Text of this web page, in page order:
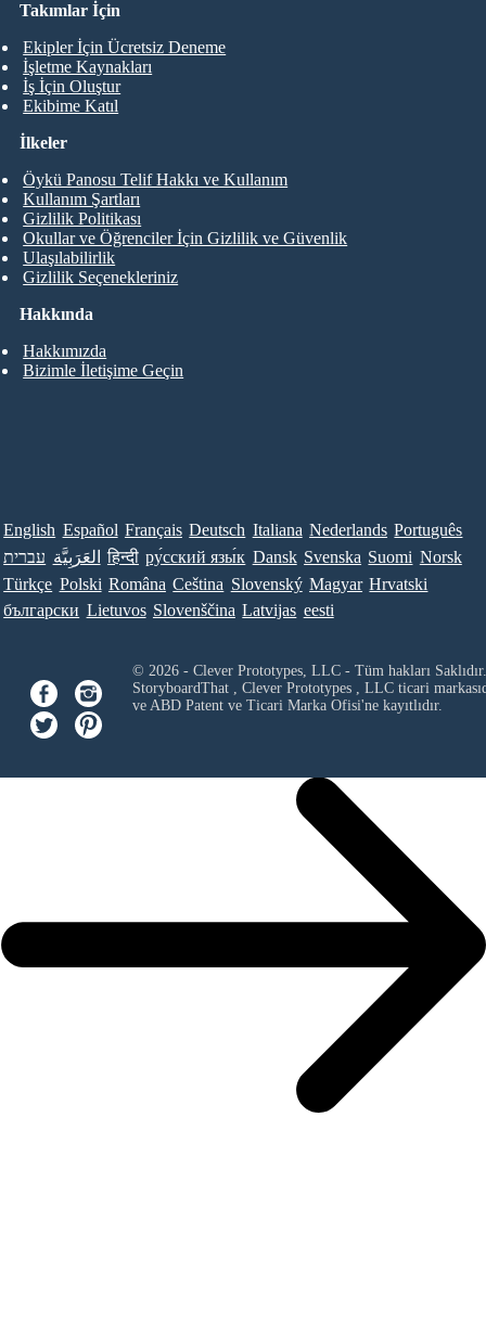
Takımlar İçin
Ekipler İçin Ücretsiz Deneme
İşletme Kaynakları
İş İçin Oluştur
Ekibime Katıl
Hakkında
Hakkımızda
Bizimle İletişime Geçin
İlkeler
Öykü Panosu Telif Hakkı ve Kullanım
Kullanım Şartları
Gizlilik Politikası
Okullar ve Öğrenciler İçin Gizlilik ve Güvenlik
Ulaşılabilirlik
Gizlilik Seçenekleriniz
English Español Français Deutsch Italiana Nederlands Português
עברית العَرَبِيَّة हिन्दी ру́сский язы́к Dansk Svenska Suomi Norsk
Türkçe Polski Româna Ceština Slovenský Magyar Hrvatski
български Lietuvos Slovenščina Latvijas eesti
© 2026 - Clever Prototypes, LLC - Tüm hakları Saklıdır.
StoryboardThat , Clever Prototypes , LLCticari
ve ABD Patent ve Ticari Marka Ofisi'ne kayıtlıdır.